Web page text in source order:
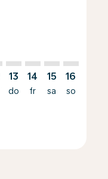
13
do
14
fr
15
sa
16
so